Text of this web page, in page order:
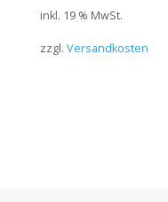
inkl. 19 % MwSt.
zzgl. Versandkosten